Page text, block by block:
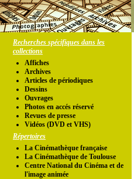
Recherches spécifiques dans les
collections
Affiches
Archives
Articles de périodiques
Dessins
Ouvrages
Photos en accés réservé
Revues de presse
Vidéos (DVD et VHS)
Répertoires
La Cinémathèque française
La Cinémathèque de Toulouse
Centre National du Cinéma et de
l'image animée